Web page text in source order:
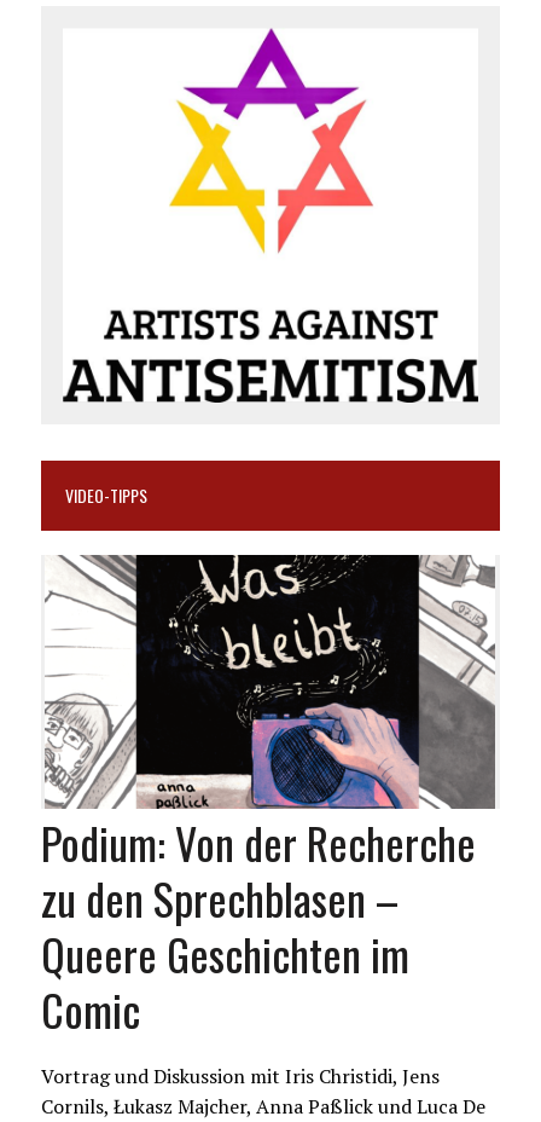
VIDEO-TIPPS
Podium: Von der Recherche
zu den Sprechblasen –
Queere Geschichten im
Comic
Vortrag und Diskussion mit Iris Christidi, Jens
Cornils, Łukasz Majcher, Anna Paßlick und Luca De